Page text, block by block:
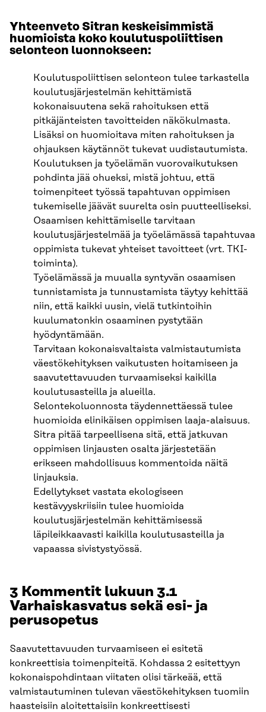
Yhteenveto Sitran keskeisimmistä
huomioista koko koulutuspoliittisen
selonteon luonnokseen:
Koulutuspoliittisen selonteon tulee tarkastella
koulutusjärjestelmän kehittämistä
kokonaisuutena sekä rahoituksen että
pitkäjänteisten tavoitteiden näkökulmasta.
Lisäksi on huomioitava miten rahoituksen ja
ohjauksen käytännöt tukevat uudistautumista.
Koulutuksen ja työelämän vuorovaikutuksen
pohdinta jää ohueksi, mistä johtuu, että
toimenpiteet työssä tapahtuvan oppimisen
tukemiselle jäävät suurelta osin puutteelliseksi.
Osaamisen kehittämiselle tarvitaan
koulutusjärjestelmää ja työelämässä tapahtuvaa
oppimista tukevat yhteiset tavoitteet (vrt. TKI-
toiminta).
Työelämässä ja muualla syntyvän osaamisen
tunnistamista ja tunnustamista täytyy kehittää
niin, että kaikki uusin, vielä tutkintoihin
kuulumatonkin osaaminen pystytään
hyödyntämään.
Tarvitaan kokonaisvaltaista valmistautumista
väestökehityksen vaikutusten hoitamiseen ja
saavutettavuuden turvaamiseksi kaikilla
koulutusasteilla ja alueilla.
Selontekoluonnosta täydennettäessä tulee
huomioida elinikäisen oppimisen laaja-alaisuus.
Sitra pitää tarpeellisena sitä, että jatkuvan
oppimisen linjausten osalta järjestetään
erikseen mahdollisuus kommentoida näitä
linjauksia.
Edellytykset vastata ekologiseen
kestävyyskriisiin tulee huomioida
koulutusjärjestelmän kehittämisessä
läpileikkaavasti kaikilla koulutusasteilla ja
vapaassa sivistystyössä.
3 Kommentit lukuun 3.1
Varhaiskasvatus sekä esi- ja
perusopetus
Saavutettavuuden turvaamiseen ei esitetä
konkreettisia toimenpiteitä. Kohdassa 2 esitettyyn
kokonaispohdintaan viitaten olisi tärkeää, että
valmistautuminen tulevan väestökehityksen tuomiin
haasteisiin aloitettaisiin konkreettisesti